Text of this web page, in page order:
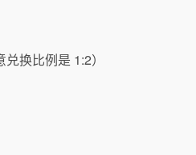
换比例是 1:2）